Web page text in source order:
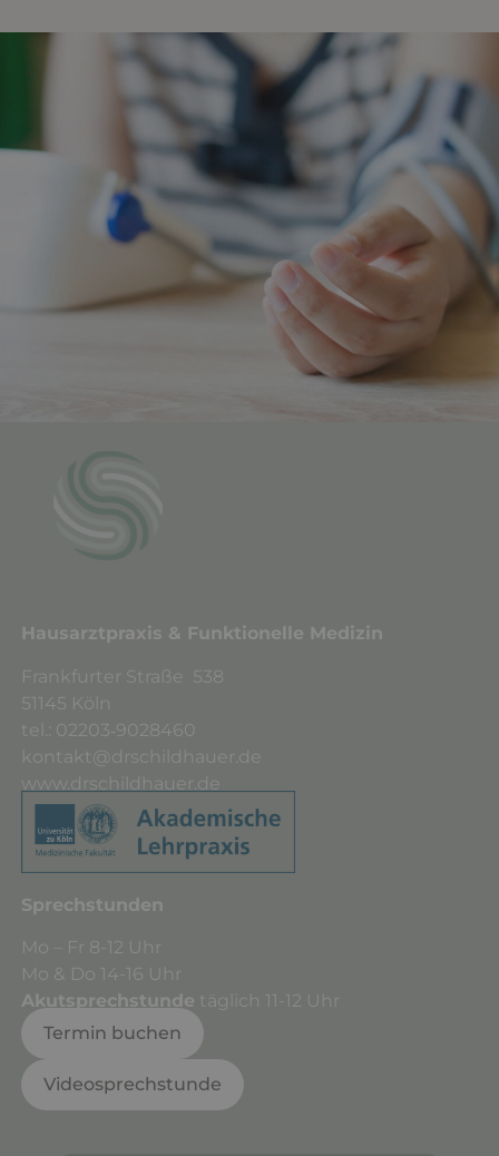
Hausarztpraxis & Funktionelle Medizin
Frankfurter Straße 538
51145 Köln
tel.: 02203‑9028460
kontakt@drschildhauer.de
www.drschildhauer.de
Sprechstunden
Mo – Fr 8-12 Uhr
Mo & Do 14-16 Uhr
Akutsprechstunde täglich 11-12 Uhr
Termin buchen
Videosprechstunde